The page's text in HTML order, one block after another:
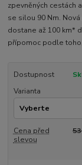
zpevněných cestách
se silou 90 Nm.
dostane až 100 km*
přípomoc podle
Dostupnost
Varianta
Cena před
slevou